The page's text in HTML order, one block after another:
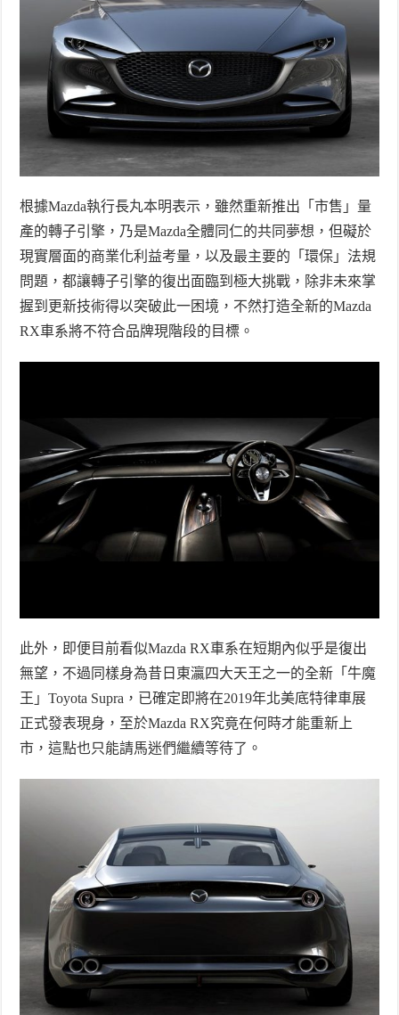
根據Mazda執行長丸本明表示，雖然重新推出「市售」量
產的轉子引擎，乃是Mazda全體同仁的共同夢想，但礙於
現實層面的商業化利益考量，以及最主要的「環保」法規
問題，都讓轉子引擎的復出面臨到極大挑戰，除非未來掌
握到更新技術得以突破此一困境，不然打造全新的Mazda
RX車系將不符合品牌現階段的目標。
此外，即便目前看似Mazda RX車系在短期內似乎是復出
無望，不過同樣身為昔日東瀛四大天王之一的全新「牛魔
王」Toyota Supra ，已確定即將在2019年北美底特律車展
正式發表現身，至於Mazda RX究竟在何時才能重新上
市，這點也只能請馬迷們繼續等待了。